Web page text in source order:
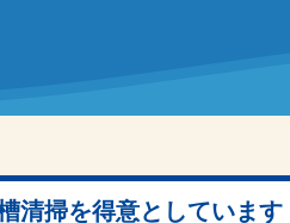
清掃を得意としています